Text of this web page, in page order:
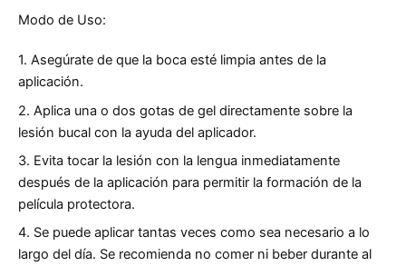
Modo de Uso:
1. Asegúrate de que la boca esté limpia antes de la
aplicación.
2. Aplica una o dos gotas de gel directamente sobre la
lesión bucal con la ayuda del aplicador.
3. Evita tocar la lesión con la lengua inmediatamente
después de la aplicación para permitir la formación de la
película protectora.
4. Se puede aplicar tantas veces como sea necesario a lo
largo del día. Se recomienda no comer ni beber durante al